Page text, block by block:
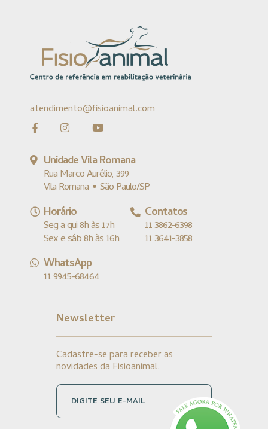
atendimento@fisioanimal.com
Unidade Vila Romana
Rua Marco Aurélio, 399
Vila Romana • São Paulo/SP
Horário
Seg a qui 8h às 17h
Sex e sáb 8h às 16h
Contatos
11 3862-6398
11 3641-3858
WhatsApp
11 9945-68464
Newsletter
Cadastre-se para receber as
novidades da Fisioanimal.
DIGITE SEU E-MAIL